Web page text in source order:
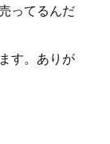
ってるんだ
す。ありが